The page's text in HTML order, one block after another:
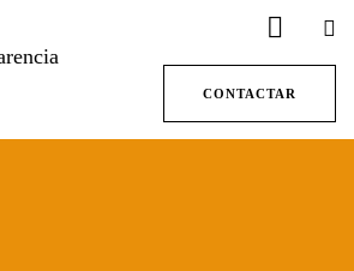
CONTACTAR